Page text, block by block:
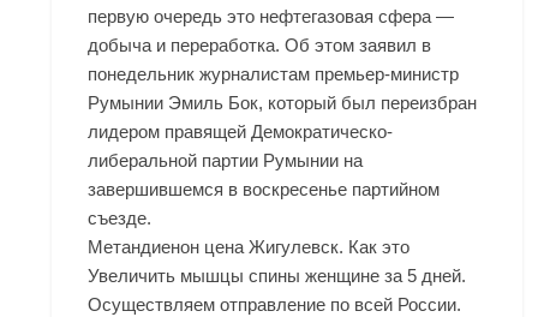
первую очередь это нефтегазовая сфера —
добыча и переработка. Об этом заявил в
понедельник журналистам премьер-министр
Румынии Эмиль Бок, который был переизбран
лидером правящей Демократическо-
либеральной партии Румынии на
завершившемся в воскресенье партийном
съезде.
Метандиенон цена Жигулевск. Как это
Увеличить мышцы спины женщине за 5 дней.
Осуществляем отправление по всей России.